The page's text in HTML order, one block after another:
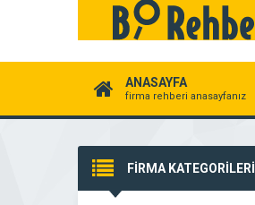
ANASAYFA
firma rehberi anasayfanız
FİRMA KATEGORİLERİ